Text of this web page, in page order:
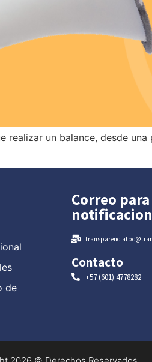
realizar un balance, desde
de
Correo para
Contacto
+57 (601) 4778282